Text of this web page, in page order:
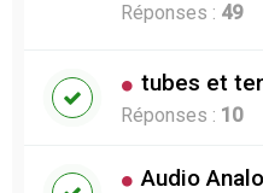
Réponses : 49
tubes et
Réponses : 10
Audio